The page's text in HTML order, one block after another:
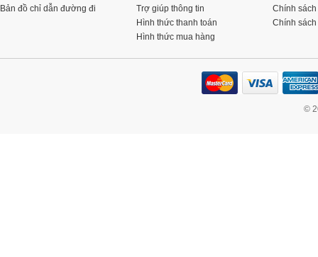
Bản đồ chỉ dẫn đường đi
Trợ giúp thông tin
Hình thức thanh toán
Hình thức mua hàng
Chính
Chính
©